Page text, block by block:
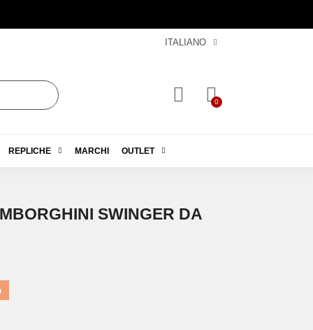
ITALIANO
REPLICHE MARCHI OUTLET
SWINGER DA